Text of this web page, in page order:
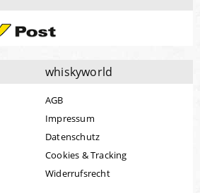
whiskyworld
AGB
Impressum
Datenschutz
Cookies & Tracking
Widerrufsrecht